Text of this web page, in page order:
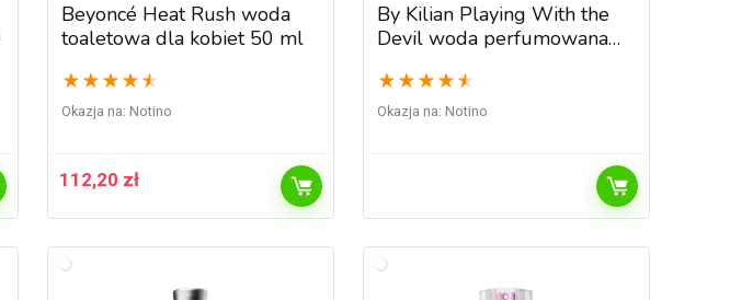
Beyoncé Heat Rush woda
toaletowa dla kobiet 50 ml
★ ★ ★ ★ ★
Okazja na: Notino
112,20 zł
By Kilian Playing With the
Devil woda perfumowana
★ ★ ★ ★ ★
Okazja na: Notino